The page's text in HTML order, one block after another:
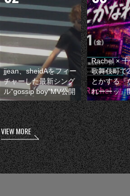
jjean、sheidAをフィー
チャーした最新シング
ル“gossip boy”MV公開
Rachel ×
歌舞伎町で
とかする『
れーーッ』
VIEW MORE